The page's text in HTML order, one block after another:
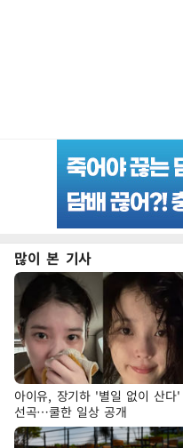
많이 본 기사
아이유, 장기하 '별일 없이 산다'
선곡…쿨한 일상 공개